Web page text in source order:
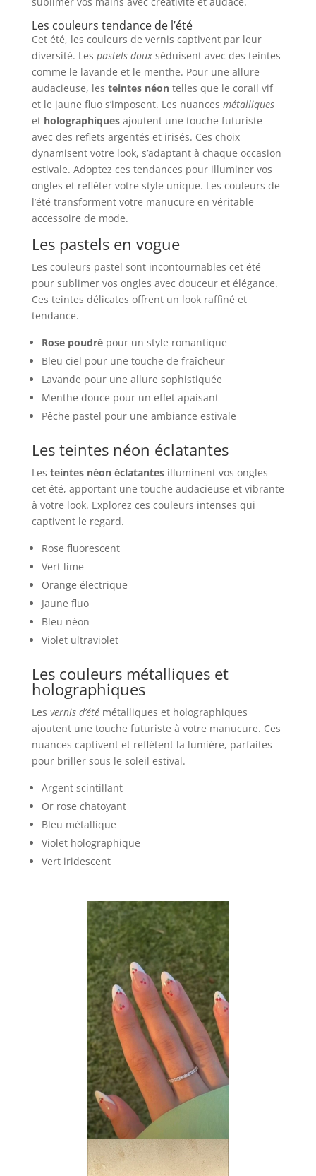
Les couleurs tendance de l’été
Cet été, les couleurs de vernis captivent par leur
diversité. Les pastels douxséduisent avec des teintes
comme le lavande et le menthe. Pour une allure
audacieuse, les teintes néontelles que le corail vif
et le jaune fluo s’imposent. Les nuances métalliques
et holographiquesajoutent une touche futuriste
avec des reflets argentés et irisés. Ces choix
dynamisent votre look, s’adaptant à chaque occasion
estivale. Adoptez ces tendances pour illuminer vos
ongles et refléter votre style unique. Les couleurs de
l’été transforment votre manucure en véritable
accessoire de mode.
Les pastels en vogue
Les couleurs pastel sont incontournables cet été
pour sublimer vos ongles avec douceur et élégance.
Ces teintes délicates offrent un look raffiné et
tendance.
Rose poudrépour un style romantique
Bleu ciel pour une touche de fraîcheur
Lavande pour une allure sophistiquée
Menthe douce pour un effet apaisant
Pêche pastel pour une ambiance estivale
Les teintes néon éclatantes
Les teintes néon éclatantesilluminent vos ongles
cet été, apportant une touche audacieuse et vibrante
à votre look. Explorez ces couleurs intenses qui
captivent le regard.
Rose fluorescent
Vert lime
Orange électrique
Jaune fluo
Bleu néon
Violet ultraviolet
Les couleurs métalliques et
holographiques
Les vernis d’étémétalliques et holographiques
ajoutent une touche futuriste à votre manucure. Ces
nuances captivent et reflètent la lumière, parfaites
pour briller sous le soleil estival.
Argent scintillant
Or rose chatoyant
Bleu métallique
Violet holographique
Vert iridescent